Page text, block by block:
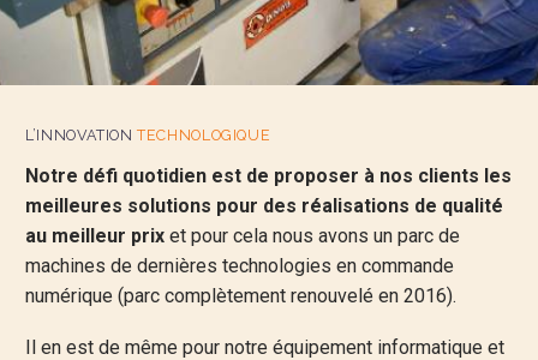
L’INNOVATIONTECHNOLOGIQUE
Notre défi quotidien est de proposer à nos clients les
meilleures solutions pour des réalisations de qualité
au meilleur prix et pour cela nous avons un parc de
machines de dernières technologies en commande
numérique (parc complètement renouvelé en 2016).
Il en est de même pour notre équipement informatique et